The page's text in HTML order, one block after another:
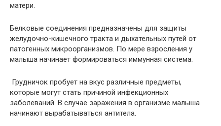
матери.
Белковые соединения предназначены для защиты
желудочно-кишечного тракта и дыхательных путей от
патогенных микроорганизмов. По мере взросления у
малыша начинает формироваться иммунная система.
Грудничок пробует на вкус различные предметы,
которые могут стать причиной инфекционных
заболеваний. В случае заражения в организме малыша
начинают вырабатываться антитела.